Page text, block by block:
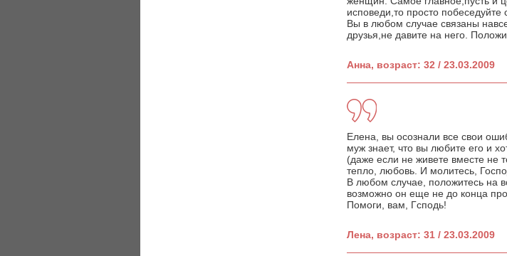
исповеди,то просто
Вы в любом случае связаны
друзья,не давите на него.
Анна, возраст: 32 / 23.03.2009
Елена, вы осознали все свои
муж знает, что вы любите его и
(даже если не живете вместе не
тепло, любовь. И молитесь,
В любом случае, положитесь на
возможно он еще не до конца
Помоги, вам, Гсподь!
Лена, возраст: 31 / 23.03.2009